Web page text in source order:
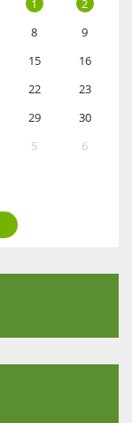
1
2
8
9
15
16
22
23
29
30
5 6